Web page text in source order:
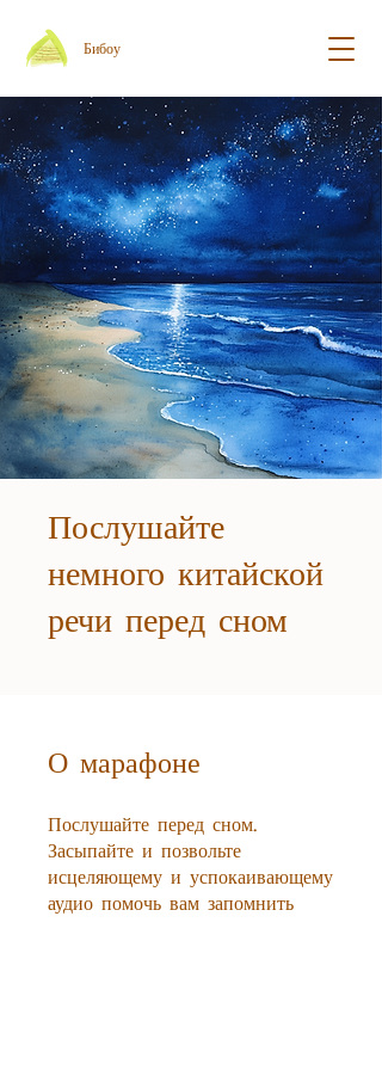
Бибоу
Послушайте
немного китайской
речи перед сном
О марафоне
Послушайте перед сном.
Засыпайте и позвольте
исцеляющему и успокаивающему
аудио помочь вам запомнить